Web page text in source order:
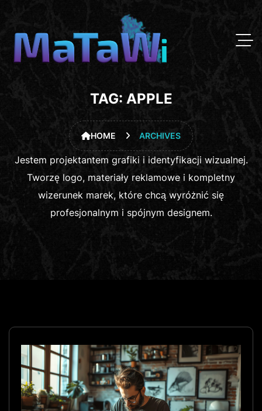
TAG: APPLE
HOME ARCHIVES
Jestem projektantem grafiki i identyfikacji wizualnej.
Tworzę logo, materiały reklamowe i kompletny
wizerunek marek, które chcą wyróżnić się
profesjonalnym i spójnym designem.